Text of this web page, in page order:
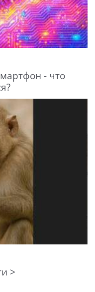
- что
>